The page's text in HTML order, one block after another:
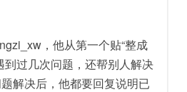
，他从第一个贴“整成
到过几次问题，还帮别人解决
解决后，他都要回复说明已